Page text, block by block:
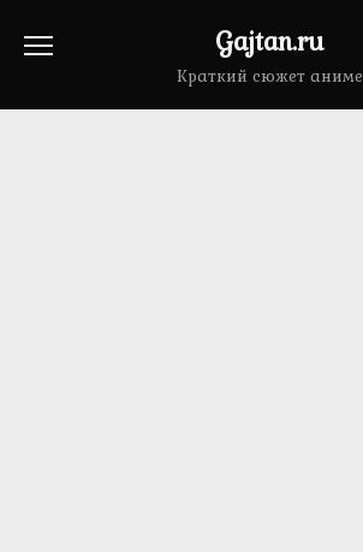
Gajtan.ru
Краткий сюжет аниме